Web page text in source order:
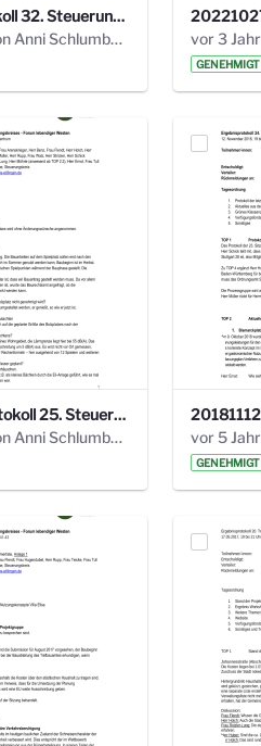
220113 Protokoll 32. Steuerungskreis.pdf
vor 2 Jahren von Anni Schlumberger
GENEHMIGT
20190121 Protokoll 25. Steuerungskreis.pdf
vor 5 Jahren von Anni Schlumberger
GENEHMIGT